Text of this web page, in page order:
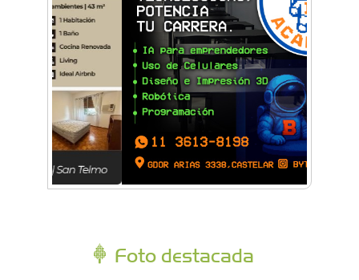
Foto destacada